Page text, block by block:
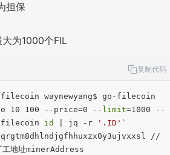
担保
为1000个FIL
复制代码
waynewyang$ go-filecoin
10 100 --price=0 -- limit=1000 --
filecoin id | jq -r '.ID' `
//
工地址minerAddress